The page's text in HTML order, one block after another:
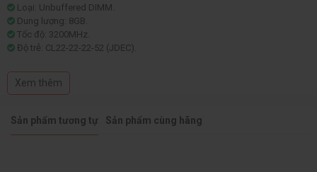
Loại: Unbuffered DIMM.
Dung lượng: 8GB.
Tốc độ: 3200MHz.
Độ trễ: CL22-22-22-52 (JDEC).
Xem thêm
Sản phẩm tương tự Sản phẩm cùng hãng